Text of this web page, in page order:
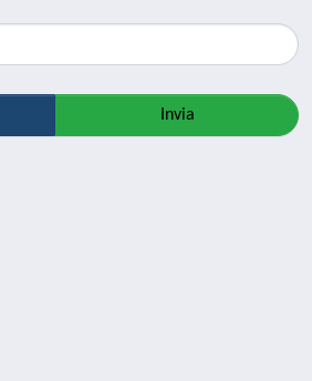
Invia